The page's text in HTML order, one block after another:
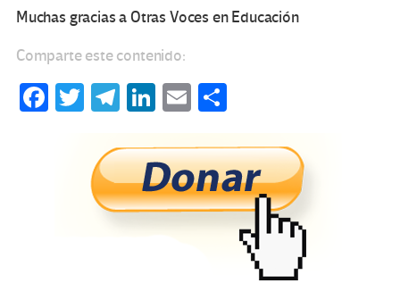
Muchas gracias a Otras Voces en Educación
Comparte este contenido:
Fa T
tt
er
Te
gr
a
m
Li
ke
dI
n
E
ail m
p
ar
tir